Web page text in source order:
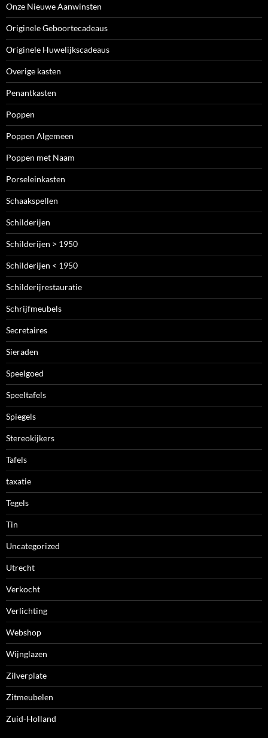
Onze Nieuwe Aanwinsten
Originele Geboortecadeaus
Originele Huwelijkscadeaus
Overige kasten
Penantkasten
Poppen
Poppen Algemeen
Poppen met Naam
Porseleinkasten
Schaakspellen
Schilderijen
Schilderijen > 1950
Schilderijen < 1950
Schilderijrestauratie
Schrijfmeubels
Secretaires
Sieraden
Speelgoed
Speeltafels
Spiegels
Stereokijkers
Tafels
taxatie
Tegels
Tin
Uncategorized
Utrecht
Verkocht
Verlichting
Webshop
Wijnglazen
Zilverplate
Zitmeubelen
Zuid-Holland